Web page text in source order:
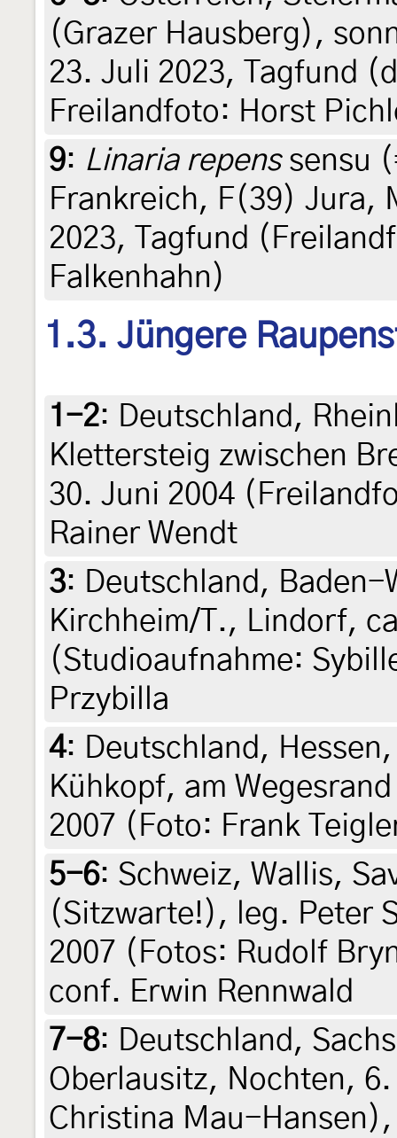
(Grazer Hausberg),
23. Juli 2023, Tagfund
Freilandfoto: Horst
9: Linaria repenssensu
Frankreich, F(39) Jura,
2023, Tagfund
Falkenhahn)
1.3. Jüngere
1-2: Deutschland,
Klettersteig zwischen
30. Juni 2004
Rainer Wendt
3: Deutschland, Baden-
Kirchheim/T., Lindorf,
(Studioaufnahme:
Przybilla
4: Deutschland,
Kühkopf, am
2007 (Foto: Frank
5-6: Schweiz, Wallis,
(Sitzwarte!), leg. Peter
2007 (Fotos: Rudolf
conf. Erwin Rennwald
7-8: Deutschland,
Oberlausitz, Nochten,
Christina Mau-